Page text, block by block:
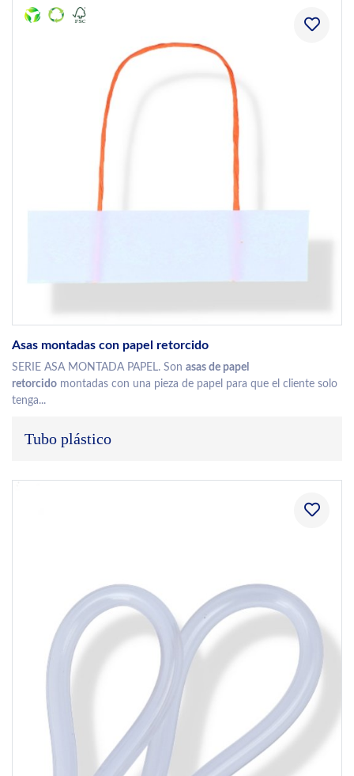
Asas montadas con papel retorcido
SERIE ASA MONTADA PAPEL. Son asas de papel
retorcido montadas con una pieza de papel para que el cliente solo
tenga...
Tubo plástico